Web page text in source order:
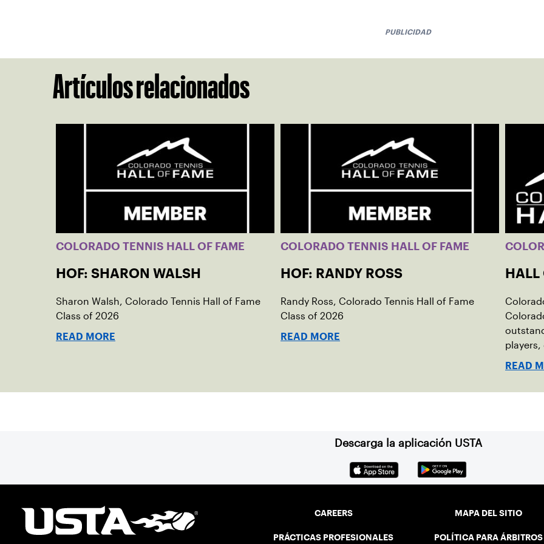
PUBLICIDAD
Artículos relacionados
COLORADO TENNIS HALL OF FAME
HOF: SHARON WALSH
Sharon Walsh, Colorado Tennis Hall of Fame
Class of 2026
READ MORE
COLORADO TENNIS HALL OF FAME
HOF: RANDY ROSS
Randy Ross, Colorado Tennis Hall of Fame
Class of 2026
READ MORE
HALL
READ
Descarga la aplicación USTA
CAREERS
PRÁCTICAS PROFESIONALES
MAPA DEL SITIO
POLÍTICA PARA ÁRBITROS